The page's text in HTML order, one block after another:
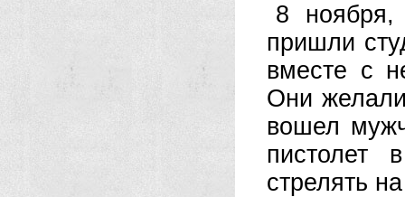
8
пришли
вместе с
Они
вошел
пистолет
стрелять